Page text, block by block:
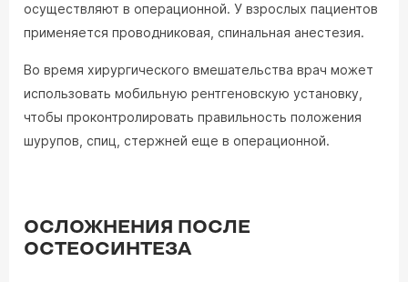
осуществляют в операционной. У взрослых пациентов
применяется проводниковая, спинальная анестезия.
Во время хирургического вмешательства врач может
использовать мобильную рентгеновскую установку,
чтобы проконтролировать правильность положения
шурупов, спиц, стержней еще в операционной.
ОСЛОЖНЕНИЯ ПОСЛЕ
ОСТЕОСИНТЕЗА